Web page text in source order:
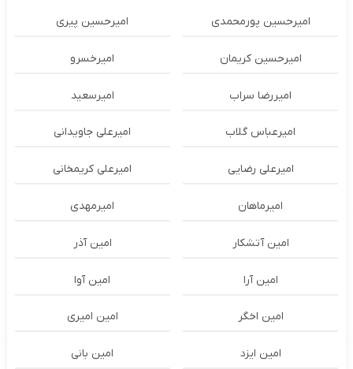
امیرحسین پورمحمدی امیرحسین پیری
امیرحسین کریمان امیرخسرو
امیررضا سراب امیرسعید
امیرعباس گلاب امیرعلی جاویدانی
امیرعلی رضایی امیرعلی کریمخانی
امیرماهان امیرمهدی
امین آتشکار امین آذر
امین آرا امین آوا
امین اخگر امین امیری
امین ایزد امین بانی